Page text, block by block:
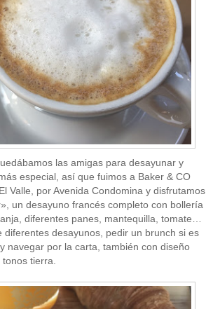
las amigas para desayunar y
especial, así que fuimos a Baker & CO
Valle, por Avenida Condomina y disfrutamos
un desayuno francés completo con bollería
diferentes panes, mantequilla, tomate…
diferentes desayunos, pedir un brunch si es
navegar por la carta, también con diseño
tierra.